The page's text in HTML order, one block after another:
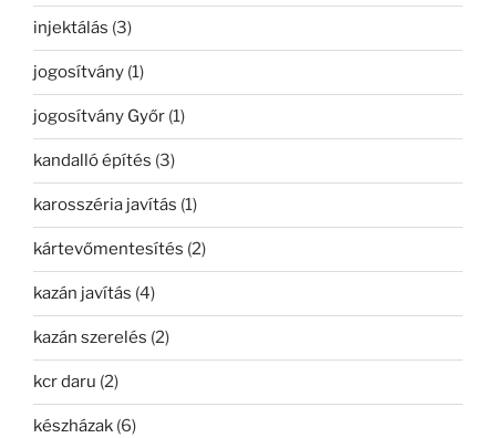
injektálás (3)
jogosítvány (1)
jogosítvány Győr (1)
kandalló építés (3)
karosszéria javítás (1)
kártevőmentesítés (2)
kazán javítás (4)
kazán szerelés (2)
kcr daru (2)
készházak (6)